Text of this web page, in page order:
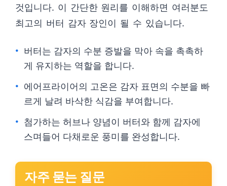
것입니다. 이 간단한 원리를 이해하면 여러분도
최고의 버터 감자 장인이 될 수 있습니다.
버터는 감자의 수분 증발을 막아 속을 촉촉하
게 유지하는 역할을 합니다.
에어프라이어의 고온은 감자 표면의 수분을 빠
르게 날려 바삭한 식감을 부여합니다.
첨가하는 허브나 양념이 버터와 함께 감자에
스며들어 다채로운 풍미를 완성합니다.
자주 묻는 질문